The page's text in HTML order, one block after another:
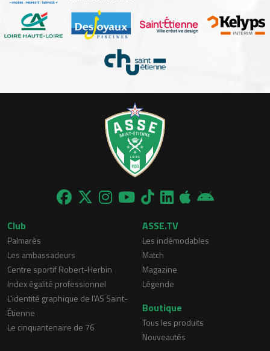
Club
Palmarès
Les ambassadeurs
Centre sportif Robert-Herbin
Index égalité professionnel
L'identité graphique de l'AS Saint-
Étienne
Le cinquantenaire de 76
ASSE.TV
Les indémodables
Match
Magazine
Légende
Boutique
Tous les produits
Nouveautés